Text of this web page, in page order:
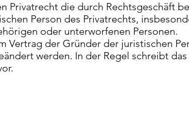
Privatrecht die durch Rechtsgeschäft
Person des Privatrechts,
oder unterworfenen Personen.
Vertrag der Gründer der juristischen
werden. In der Regel schreibt